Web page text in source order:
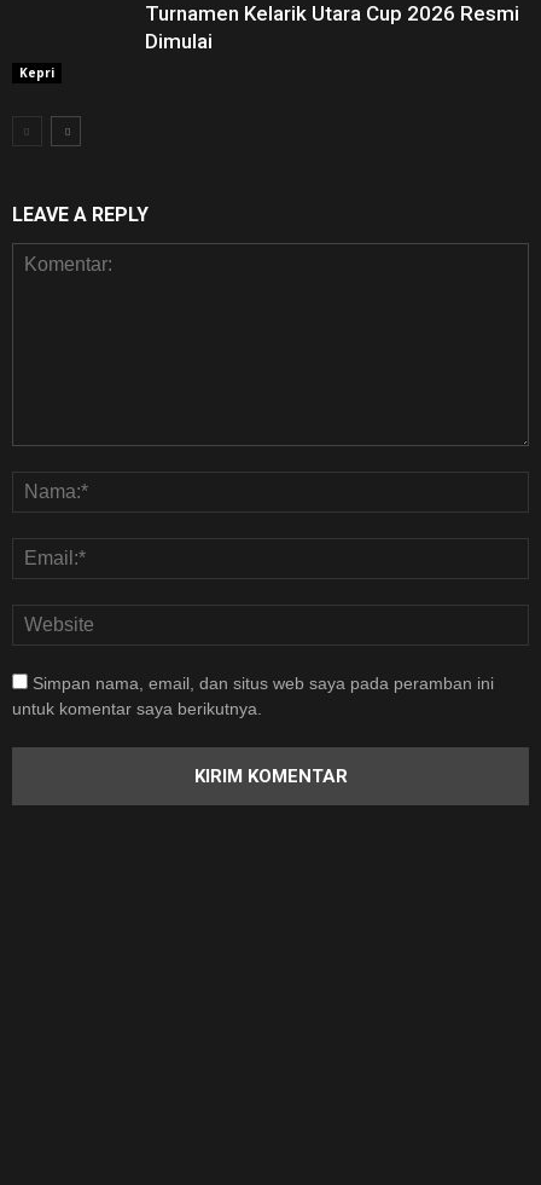
Kepri
Turnamen Kelarik Utara Cup 2026 Resmi
Dimulai
LEAVE A REPLY
Simpan nama, email, dan situs web saya pada peramban ini
untuk komentar saya berikutnya.